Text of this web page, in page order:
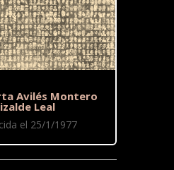
Avilés Montero
Leal
el 25/1/1977